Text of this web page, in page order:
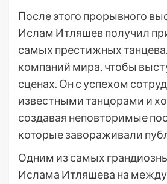
После этого прорывного
Ислам Итляшев получил
самых престижных
компаний мира, чтобы
сценах. Он с успехом
известными танцорами и
создавая неповторимые
которые завораживали
Одним из самых
Ислама Итляшева на